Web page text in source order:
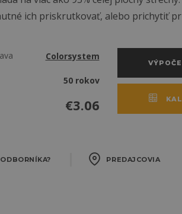
ich priskrutkovať, alebo prichytiť
Colorsystem
50 rokov
€3.06
PREDAJCOVIA